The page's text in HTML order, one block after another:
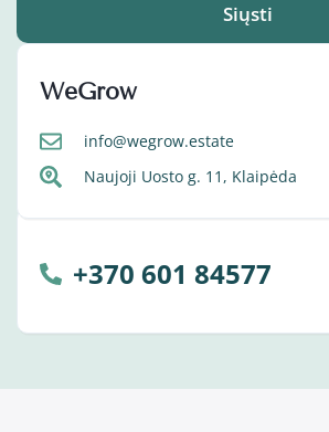
Siųsti
WeGrow
info@wegrow.estate
Naujoji Uosto g. 11, Klaipėda
+370 601 84577